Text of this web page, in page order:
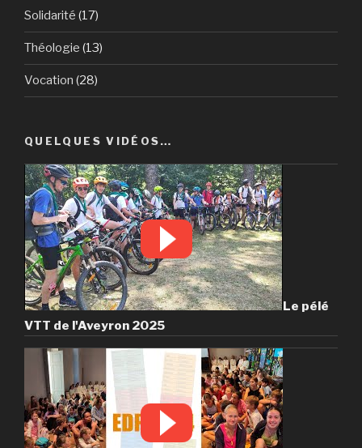
Solidarité (17)
Théologie (13)
Vocation (28)
QUELQUES VIDÉOS…
Le pélé
VTT de l'Aveyron 2025